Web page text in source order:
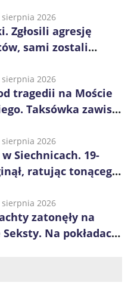
sierpnia 2026
Zgłosili agresję
sami zostali
sierpnia 2026
tragedii na Moście
Taksówka zawisła
sierpnia 2026
Siechnicach. 19-
ratując tonącego
sierpnia 2026
zatonęły na
Na pokładach